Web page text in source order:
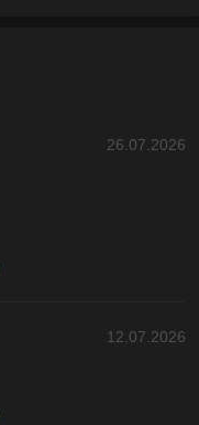
26.07.2026
12.07.2026